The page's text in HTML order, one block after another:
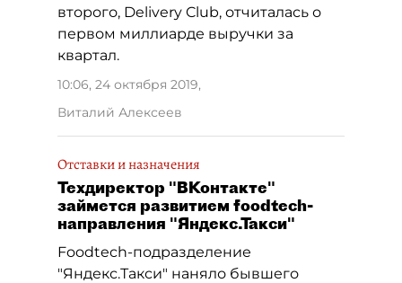
второго, Delivery Club, отчиталась о
первом миллиарде выручки за
квартал.
10:06, 24 октября 2019,
Виталий Алексеев
Отставки и назначения
Техдиректор "ВКонтакте"
займется развитием foodtech-
направления "Яндекс.Такси"
Foodtech-подразделение
"Яндекс.Такси" наняло бывшего